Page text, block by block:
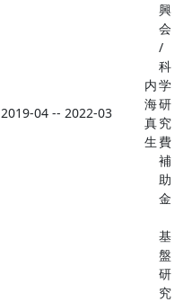
2019-04 -- 2022-03
内
海
真
生
興
会
/
科
学
研
究
費
補
助
金
基
盤
研
究